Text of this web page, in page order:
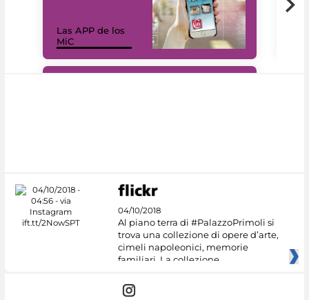
Las APP de los
MiC
04/10/2018
Al piano terra di #PalazzoPrimoli si
trova una collezione di opere d’arte,
cimeli napoleonici, memorie
familiari. La collezione